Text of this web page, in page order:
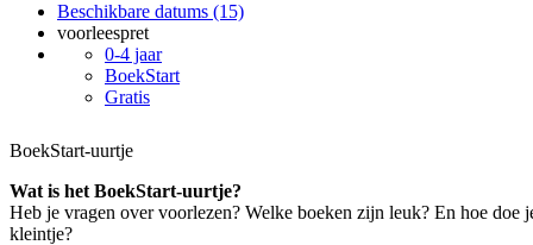
Beschikbare datums (15)
voorleespret
0-4 jaar
BoekStart
Gratis
BoekStart-uurtje
Wat is het BoekStart-uurtje?
Heb je vragen over voorlezen? Welke boeken zijn leuk? En hoe doe
kleintje?